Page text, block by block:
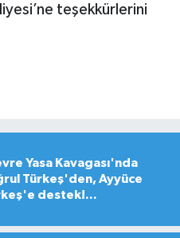
teşekkürlerini
Yasa Kavagası'nda
Türkeş'den, Ayyüce
destek!...